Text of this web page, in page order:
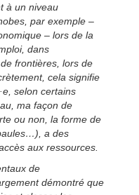
à un niveau
par exemple –
– lors de la
dans
frontières, lors de
cela signifie
selon certains
ma façon de
ou non, la forme de
a des
aux ressources.
de
démontré que